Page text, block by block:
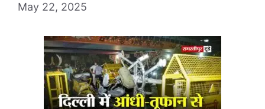
May 22, 2025